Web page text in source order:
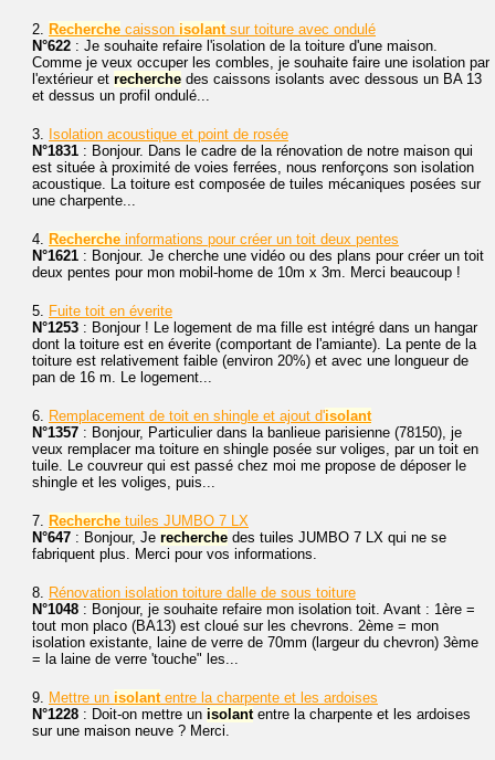
2. Recherche caisson isolantsur toiture avec ondulé
N°622 : Je souhaite refaire l'isolation de la toiture d'une maison.
Comme je veux occuper les combles, je souhaite faire une isolation par
l'extérieur et recherche des caissons isolants avec dessous un BA 13
et dessus un profil ondulé...
3. Isolation acoustique et point de rosée
N°1831 : Bonjour. Dans le cadre de la rénovation de notre maison qui
est située à proximité de voies ferrées, nous renforçons son isolation
acoustique. La toiture est composée de tuiles mécaniques posées sur
une charpente...
4. Recherche informations pour créer un toit deux pentes
N°1621 : Bonjour. Je cherche une vidéo ou des plans pour créer un toit
deux pentes pour mon mobil-home de 10m x 3m. Merci beaucoup !
5. Fuite toit en éverite
N°1253 : Bonjour ! Le logement de ma fille est intégré dans un hangar
dont la toiture est en éverite (comportant de l'amiante). La pente de la
toiture est relativement faible (environ 20%) et avec une longueur de
pan de 16 m. Le logement...
6. Remplacement de toit en shingle et ajout d'isolant
N°1357 : Bonjour, Particulier dans la banlieue parisienne (78150), je
veux remplacer ma toiture en shingle posée sur voliges, par un toit en
tuile. Le couvreur qui est passé chez moi me propose de déposer le
shingle et les voliges, puis...
7. Recherche tuiles JUMBO 7 LX
N°647 : Bonjour, Je recherche des tuiles JUMBO 7 LX qui ne se
fabriquent plus. Merci pour vos informations.
8. Rénovation isolation toiture dalle de sous toiture
N°1048 : Bonjour, je souhaite refaire mon isolation toit. Avant : 1ère =
tout mon placo (BA13) est cloué sur les chevrons. 2ème = mon
isolation existante, laine de verre de 70mm (largeur du chevron) 3ème
= la laine de verre 'touche" les...
9. Mettre un isolantentre la charpente et les ardoises
N°1228 : Doit-on mettre un isolantentre la charpente et les ardoises
sur une maison neuve ? Merci.